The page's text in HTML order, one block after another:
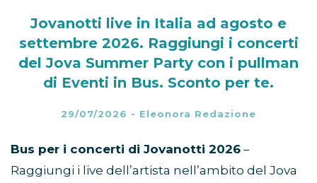
Jovanotti live in Italia ad agosto e
settembre 2026. Raggiungi i concerti
del Jova Summer Party con i pullman
di Eventi in Bus. Sconto per te.
29/07/2026 - Eleonora Redazione
Bus per i concerti di Jovanotti 2026 –
Raggiungi i live dell’artista nell’ambito del Jova